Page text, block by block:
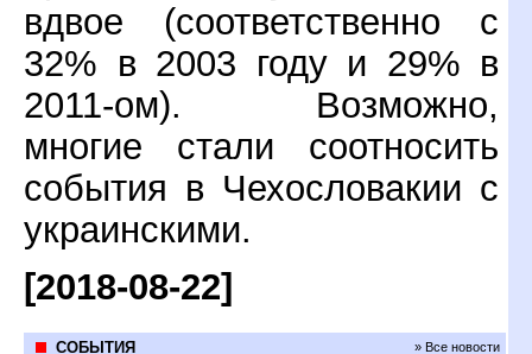
вдвое (соответственно с
32% в 2003 году и 29% в
2011-ом). Возможно,
многие стали соотносить
события в Чехословакии с
украинскими.
[2018-08-22]
СОБЫТИЯ » Все новости